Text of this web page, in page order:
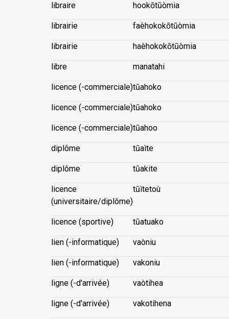
libraire hookōtūòmia
librairie faèhokokōtūòmia
librairie haèhokokōtūòmia
libre manatahi
licence (-commerciale)tūahoko
licence (-commerciale)tūahoko
licence (-commerciale)tūahoo
diplôme tūaìte
diplôme tūakite
licence
(universitaire/diplôme)
tūìtetoù
licence (sportive) tūatuako
lien (-informatique) vaòniu
lien (-informatique) vakoniu
ligne (-d'arrivée) vaòtihea
ligne (-d'arrivée) vakotihena